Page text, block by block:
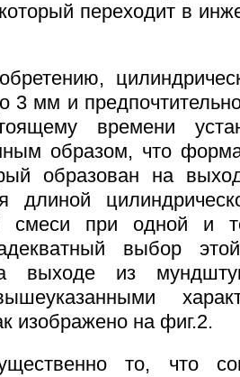
переходит в
3 мм и
времени
образом, что
образован на
длиной
смеси при одной и
выбор
выходе из
изображено на фиг.2.
то, что